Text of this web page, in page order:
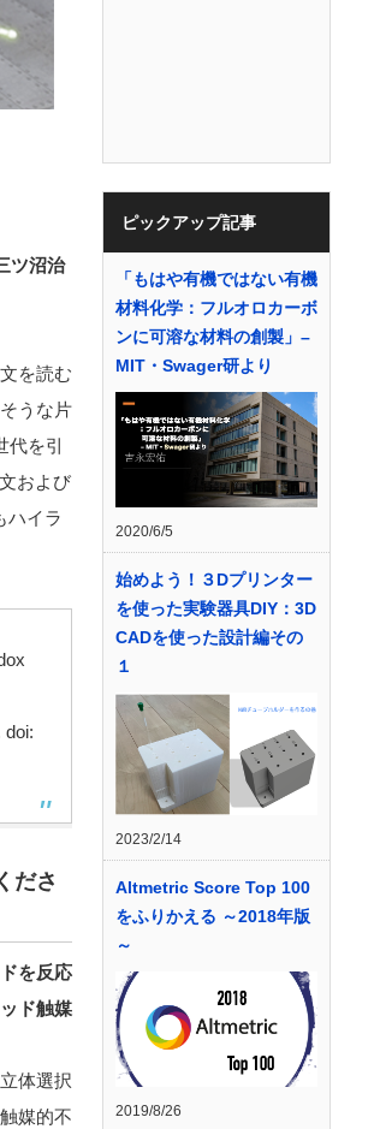
ツ沼治
を読む
うな片
代を引
および
ハイラ
doi:
ださ
を反応
ド触媒
体選択
媒的不
ピックアップ記事
「もはや有機ではない有機
材料化学：フルオロカーボ
ンに可溶な材料の創製」–
MIT・Swager研より
2020/6/5
始めよう！３Dプリンター
を使った実験器具DIY：3D
CADを使った設計編その
１
2023/2/14
Altmetric Score Top 100
をふりかえる ～2018年版
～
2019/8/26